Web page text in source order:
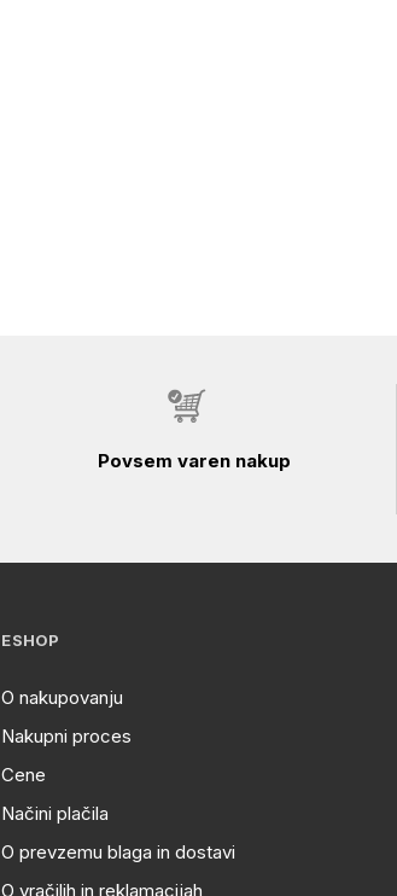
Povsem varen nakup
ESHOP
O nakupovanju
Nakupni proces
Cene
Načini plačila
O prevzemu blaga in dostavi
O vračilih in reklamacijah